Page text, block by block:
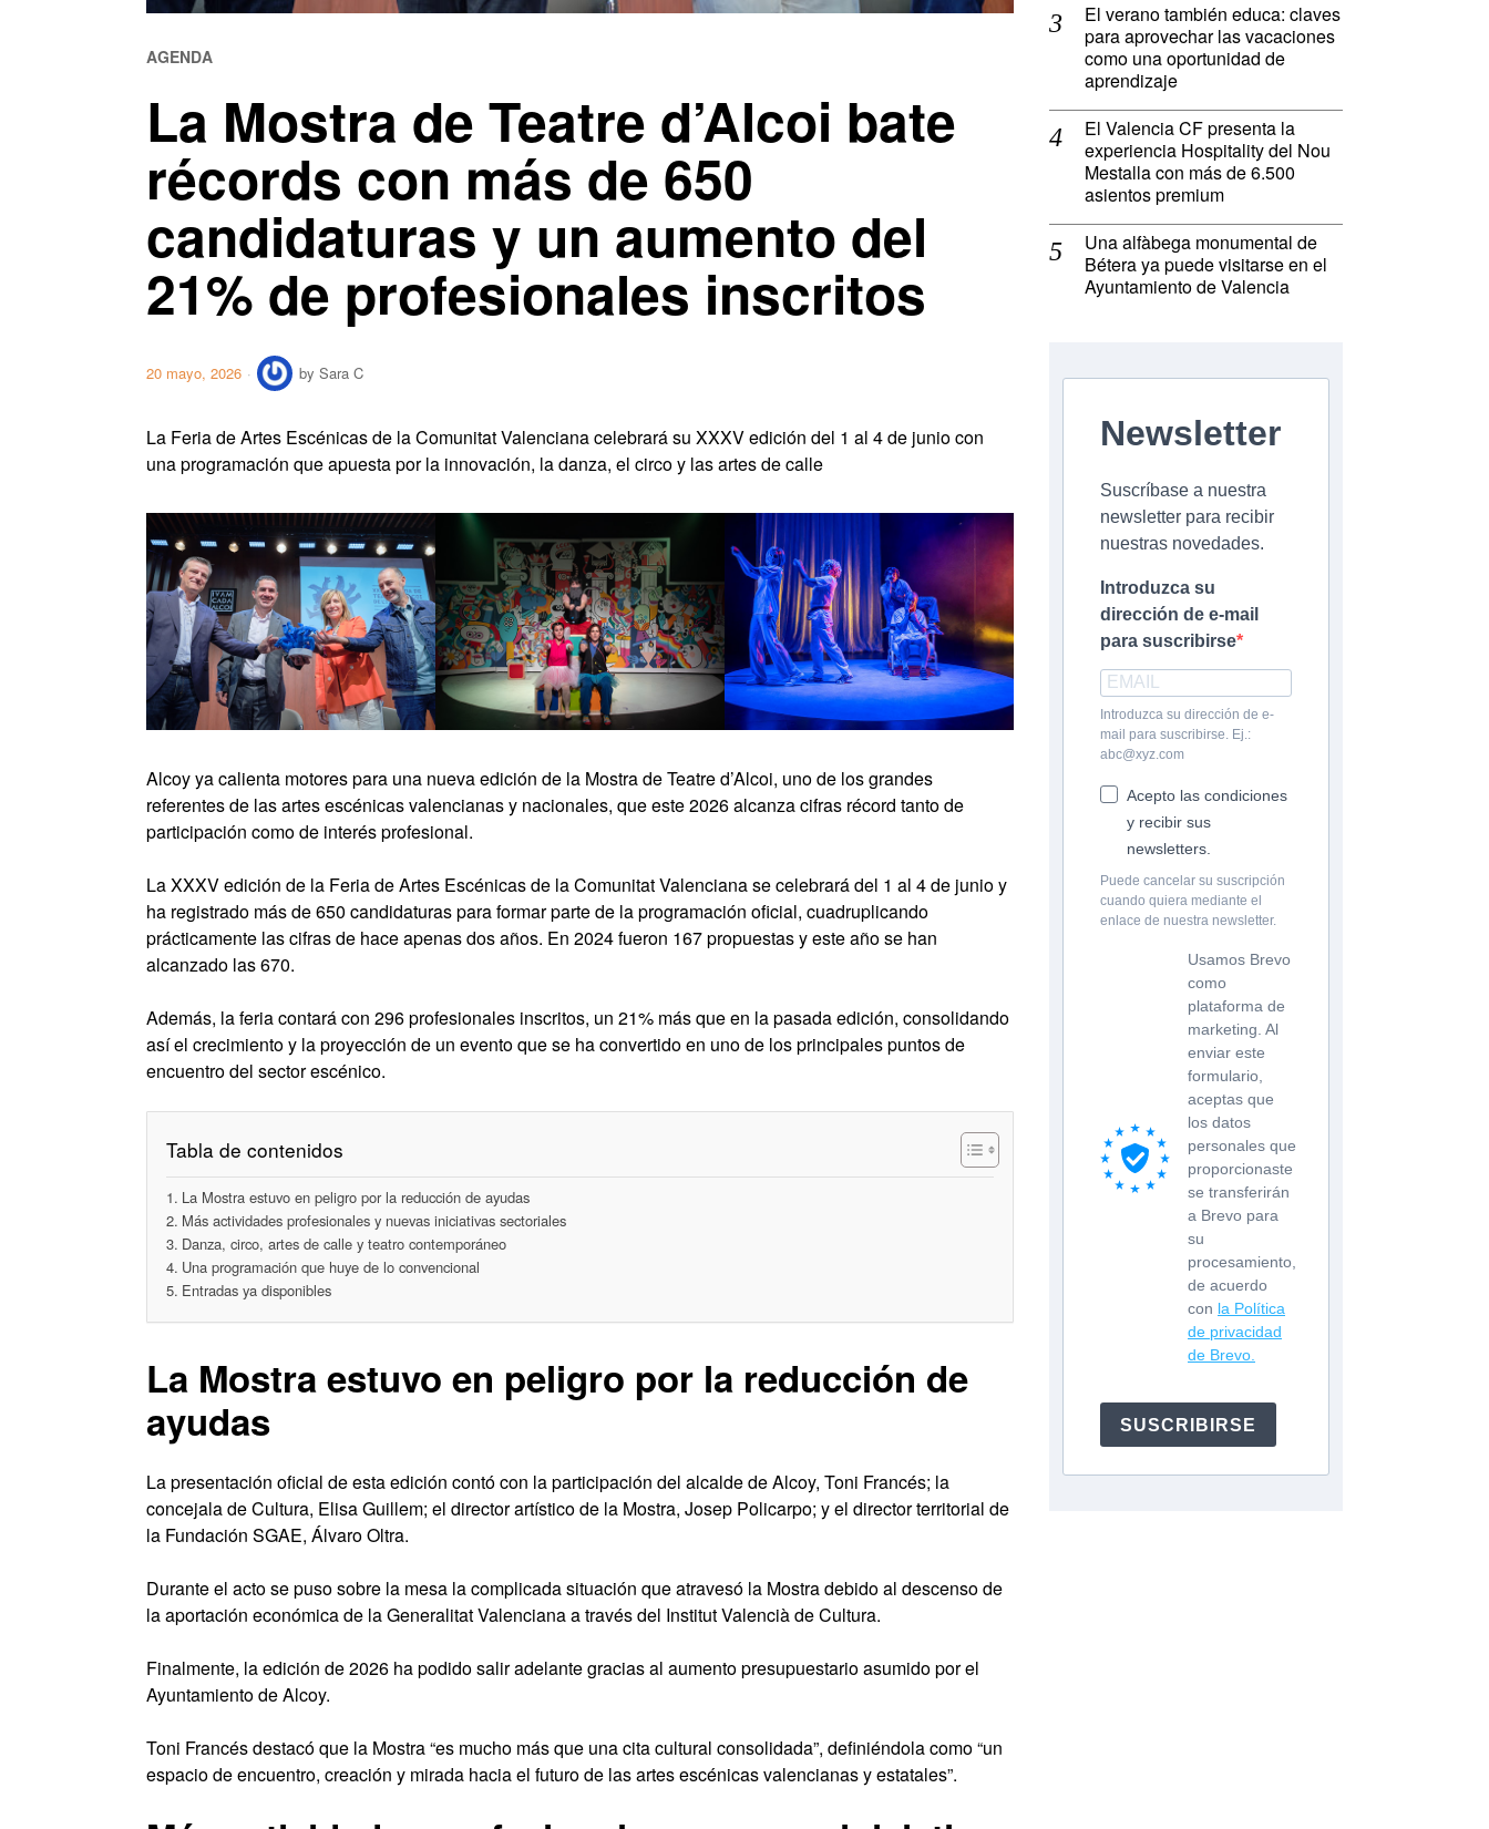
AGENDA
La Mostra de Teatre d’Alcoi bate
récords con más de 650
candidaturas y un aumento del
21% de profesionales inscritos
20 mayo, 2026 by Sara C
La Feria de Artes Escénicas de la Comunitat Valenciana celebrará su XXXV edición del 1 al 4 de junio con
una programación que apuesta por la innovación, la danza, el circo y las artes de calle
Alcoy ya calienta motores para una nueva edición de la Mostra de Teatre d’Alcoi, uno de los grandes
referentes de las artes escénicas valencianas y nacionales, que este 2026 alcanza cifras récord tanto de
participación como de interés profesional.
La XXXV edición de la Feria de Artes Escénicas de la Comunitat Valenciana se celebrará del 1 al 4 de junio y
ha registrado más de 650 candidaturas para formar parte de la programación oficial, cuadruplicando
prácticamente las cifras de hace apenas dos años. En 2024 fueron 167 propuestas y este año se han
alcanzado las 670.
Además, la feria contará con 296 profesionales inscritos, un 21% más que en la pasada edición, consolidando
así el crecimiento y la proyección de un evento que se ha convertido en uno de los principales puntos de
encuentro del sector escénico.
Tabla de contenidos
La Mostra estuvo en peligro por la reducción de ayudas
Más actividades profesionales y nuevas iniciativas sectoriales
Danza, circo, artes de calle y teatro contemporáneo
Una programación que huye de lo convencional
Entradas ya disponibles
La Mostra estuvo en peligro por la reducción de
ayudas
La presentación oficial de esta edición contó con la participación del alcalde de Alcoy, Toni Francés; la
concejala de Cultura, Elisa Guillem; el director artístico de la Mostra, Josep Policarpo; y el director territorial de
la Fundación SGAE, Álvaro Oltra.
Durante el acto se puso sobre la mesa la complicada situación que atravesó la Mostra debido al descenso de
la aportación económica de la Generalitat Valenciana a través del Institut Valencià de Cultura.
Finalmente, la edición de 2026 ha podido salir adelante gracias al aumento presupuestario asumido por el
Ayuntamiento de Alcoy.
Toni Francés destacó que la Mostra “es mucho más que una cita cultural consolidada”, definiéndola como “un
espacio de encuentro, creación y mirada hacia el futuro de las artes escénicas valencianas y estatales”.
El verano también educa: claves
para aprovechar las vacaciones
como una oportunidad de
aprendizaje
El Valencia CF presenta la
experiencia Hospitality del Nou
Mestalla con más de 6.500
asientos premium
Una alfàbega monumental de
Bétera ya puede visitarse en el
Ayuntamiento de Valencia
Newsletter
Suscríbase a nuestra
newsletter para recibir
nuestras novedades.
Introduzca su
dirección de e-mail
para suscribirse
Introduzca su dirección de e-
mail para suscribirse. Ej.:
abc@xyz.com
Acepto las condiciones
y recibir sus
newsletters.
Puede cancelar su suscripción
cuando quiera mediante el
enlace de nuestra newsletter.
Usamos Brevo
como
plataforma de
marketing. Al
enviar este
formulario,
aceptas que
los datos
personales que
proporcionaste
se transferirán
a Brevo para
su
procesamiento,
de acuerdo
con la Política
de privacidad
de Brevo.
SUSCRIBIRSE